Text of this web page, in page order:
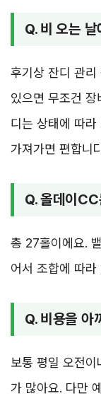
Q. 비 오는
후기상 잔디 관
있으면 무조건
디는 상태에 따
가져가면 편합니
Q. 올데이
총 27홀이에요.
어서 조합에 따
Q. 비용을 아
보통 평일 오전
가 많아요. 다만